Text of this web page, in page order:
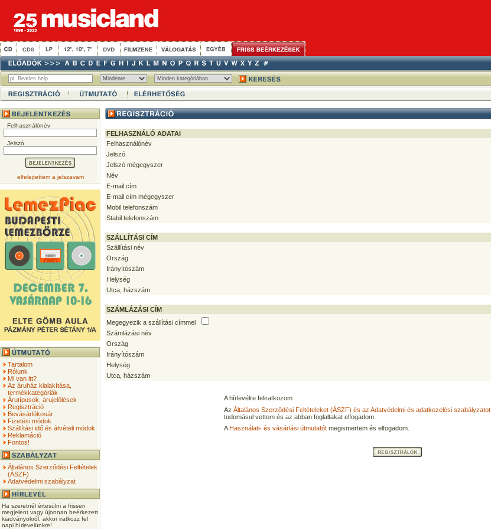
Felhasználónév
Jelszó
elfelejtettem a jelszavam
Tartalom
Rólunk
Mi van itt?
Az áruház kialakítása,
termékkategóriák
Árutípusok, árujelölések
Regisztráció
Bevásárlókosár
Fizetési módok
Szállítási idő és átvételi módok
Reklamáció
Fontos!
Általános Szerződési Feltételek
(ÁSZF)
Adatvédelmi szabályzat
Ha szeretnél értesülni a frissen
megjelent vagy újonnan beérkezett
kiadványokról, akkor iratkozz fel
napi hírlevelünkre!
FELHASZNÁLÓ ADATAI
Felhasználónév
Jelszó
Jelszó mégegyszer
Név
E-mail cím
E-mail cím mégegyszer
Mobil telefonszám
Stabil telefonszám
SZÁLLÍTÁSI CÍM
Szállítási név
Ország
Irányítószám
Helység
Utca, házszám
SZÁMLÁZÁSI CÍM
Megegyezik a szállítási címmel
Számlázási név
Ország
Irányítószám
Helység
Utca, házszám
A hírlevélre feliratkozom
Az Általános Szerződési Feltételeket (ÁSZF) és az Adatvédelmi és adatkezelési szabályzatot
tudomásul vettem és az abban foglaltakat elfogadom.
AHasználati- és vásárlási útmutatót megismertem és elfogadom.